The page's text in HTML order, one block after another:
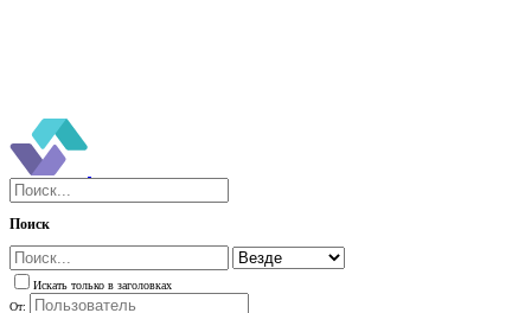
Поиск
Искать только в заголовках
От: